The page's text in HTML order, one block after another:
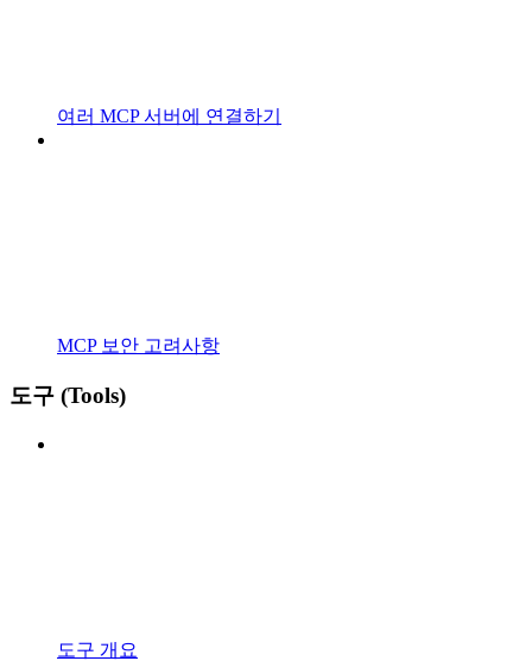
여러 MCP 서버에 연결하기
MCP 보안 고려사항
도구 (Tools)
도구 개요